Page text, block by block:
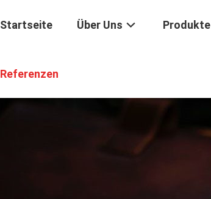
Startseite Über Uns Produkte
Referenzen